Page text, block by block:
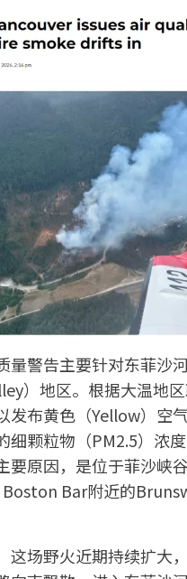
量警告主要针对东菲沙
）地区。根据大温地
发布黄色（Yellow）空
细颗粒物（PM2.5）浓
要原因，是位于菲沙峡
Bar附近的
这场野火近期持续扩大